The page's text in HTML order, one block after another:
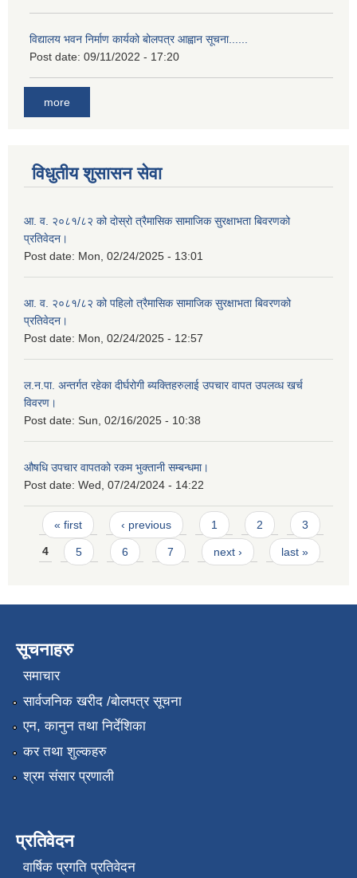
विद्यालय भवन निर्माण कार्यको बोलपत्र आह्वान सूचना......
Post date: 09/11/2022 - 17:20
more
विधुतीय शुसासन सेवा
आ. व. २०८१/८२ को दोस्रो त्रैमासिक सामाजिक सुरक्षाभता बिवरणको
प्रतिवेदन।
Post date: Mon, 02/24/2025 - 13:01
आ. व. २०८१/८२ को पहिलो त्रैमासिक सामाजिक सुरक्षाभता बिवरणको
प्रतिवेदन।
Post date: Mon, 02/24/2025 - 12:57
ल.न.पा. अन्तर्गत रहेका दीर्घरोगी ब्यक्तिहरुलाई उपचार वापत उपलव्ध खर्च
विवरण।
Post date: Sun, 02/16/2025 - 10:38
औषधि उपचार वापतको रकम भुक्तानी सम्बन्धमा।
Post date: Wed, 07/24/2024 - 14:22
Pages
« first ‹ previous 1 2 3
4 5 6 7 next › last »
सूचनाहरु
समाचार
सार्वजनिक खरीद /बोलपत्र सूचना
एन, कानुन तथा निर्देशिका
कर तथा शुल्कहरु
श्रम संसार प्रणाली
प्रतिवेदन
वार्षिक प्रगति प्रतिवेदन